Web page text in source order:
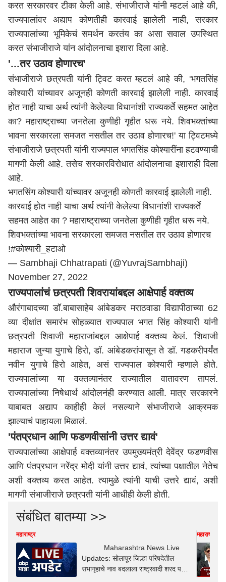
करत सरकारवर टीका केली आहे. संभाजीराजे यांनी म्हटलं आहे की,
राज्यपालांवर अद्याप कोणतीही कारवाई झालेली नाही, सरकार
राज्यपालांच्या भूमिकेचं समर्थन करतंय का असा सवाल उपस्थित
करत संभाजीराजे यांन आंदोलनाचा इशारा दिला आहे.
'...तर उठाव होणारच'
संभाजीराजे छत्रपती यांनी ट्विट करत म्हटलं आहे की, 'भगतसिंह
कोश्यारी यांच्यावर अजूनही कोणती कारवाई झालेली नाही. कारवाई
होत नाही याचा अर्थ त्यांनी केलेल्या विधानांशी राज्यकर्ते सहमत आहेत
का? महाराष्ट्राच्या जनतेला कुणीही गृहीत धरू नये. शिवभक्तांच्या
भावना सरकारला समजत नसतील तर उठाव होणारच!' या ट्विटमध्ये
संभाजीराजे छत्रपती यांनी राज्यपाल भगतसिंह कोश्यारींना हटवण्याची
मागणी केली आहे. तसेच सरकारविरोधात आंदोलनाचा इशाराही दिला
आहे.
भगतसिंग कोश्यारी यांच्यावर अजूनही कोणती कारवाई झालेली नाही.
कारवाई होत नाही याचा अर्थ त्यांनी केलेल्या विधानांशी राज्यकर्ते
सहमत आहेत का ?महाराष्ट्राच्या जनतेला कुणीही गृहीत धरू नये.
शिवभक्तांच्या भावना सरकारला समजत नसतील तर उठाव होणारच
!#कोश्यारी_हटाओ
— Sambhaji Chhatrapati (@YuvrajSambhaji)
November 27, 2022
राज्यपालांचं छत्रपती शिवरायांबद्दल आक्षेपार्ह वक्तव्य
औरंगाबादच्या डॉ.बाबासाहेब आंबेडकर मराठवाडा विद्यापीठाच्या 62
व्या दीक्षांत समारंभ सोहळ्यात राज्यपाल भगत सिंह कोश्यारी यांनी
छत्रपती शिवाजी महाराजांबद्दल आक्षेपार्ह वक्तव्य केलं. 'शिवाजी
महाराज जुन्या युगाचे हिरो, डॉ. आंबेडकरांपासून ते डॉ. गडकरीपर्यंत
नवीन युगाचे हिरो आहेत, असं राज्यपाल कोश्यारी म्हणाले होते.
राज्यपालांच्या या वक्तव्यानंतर राज्यातील वातावरण तापलं.
राज्यपालांच्या निषेधार्थ आंदोलनंही करण्यात आली. मात्र सरकारने
याबाबत अद्याप काहीही केलं नसल्याने संभाजीराजे आक्रमक
झाल्याचं पाहायला मिळालं.
'पंतप्रधान आणि फडणवीसांनी उत्तर द्यावं'
राज्यपालांच्या आक्षेपार्ह वक्तव्यानंतर उपमुख्यमंत्री देवेंद्र फडणवीस
आणि पंतप्रधान नरेंद्र मोदी यांनी उत्तर द्यावं, त्यांच्या पक्षातील नेतेच
अशी वक्तव्य करत आहेत. त्यामुळे त्यांनी याची उत्तरे द्यावं, अशी
मागणी संभाजीराजे छत्रपती यांनी आधीही केली होती.
संबंधित बातम्या >>
महाराष्ट्र
Maharashtra News Live
Updates: सोलापूर जिल्हा परिषदेतील
सभागृहाचे नाव बदलाला राष्ट्रवादी शरद पवार
महाराष्ट्र